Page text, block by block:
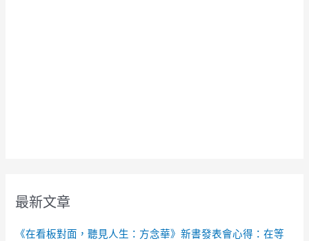
最新文章
《在看板對面，聽見人生：方念華》新書發表會心得：在等